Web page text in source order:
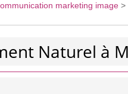
marketing image >
Naturel à